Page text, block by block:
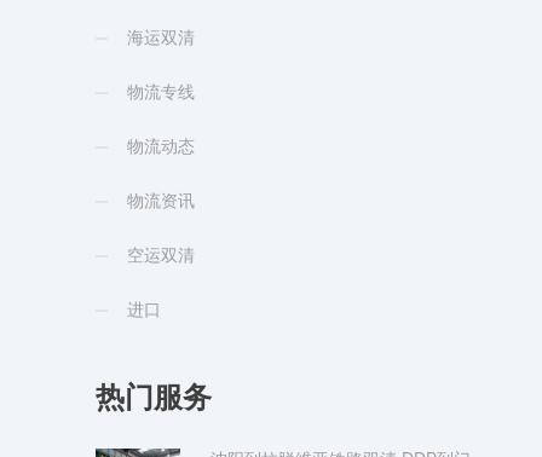
海运双清
物流专线
物流动态
物流资讯
空运双清
进口
热门服务